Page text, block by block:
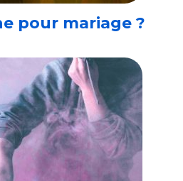
pour mariage ?